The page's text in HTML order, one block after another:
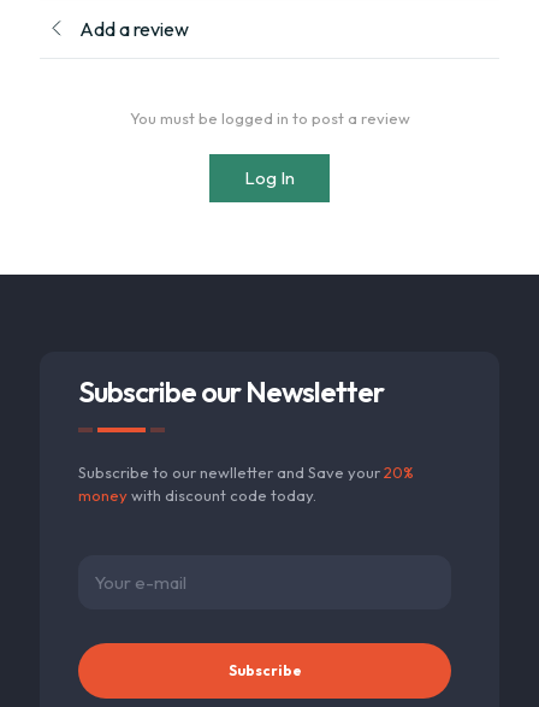
Add a review
You must be logged in to post a review
Log In
Subscribe our Newsletter
Subscribe to our newlletter and Save your20%
moneywith discount code today.